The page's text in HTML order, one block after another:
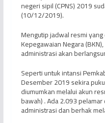
negeri sipil (CPNS) 2019
(10/12/2019).
Mengutip jadwal resmi
Kepegawaian Negara
administrasi akan
Seperti untuk intansi
Desember 2019 sekira
diumumkan melalui akun
bawah) . Ada 2.093
administrasi dan berhak